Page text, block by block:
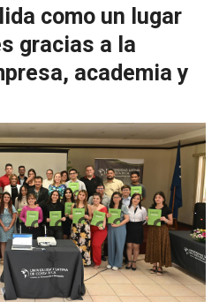
como un lugar
gracias a la
academia y